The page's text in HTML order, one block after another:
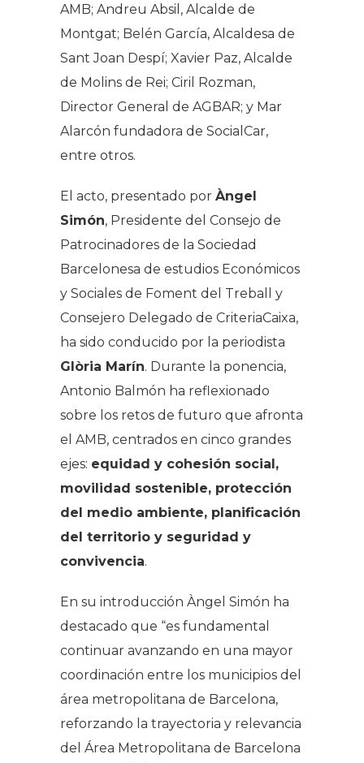
AMB; Andreu Absil, Alcalde de
Montgat; Belén García, Alcaldesa de
Sant Joan Despí; Xavier Paz, Alcalde
de Molins de Rei; Ciril Rozman,
Director General de AGBAR; y Mar
Alarcón fundadora de SocialCar,
entre otros.
El acto, presentado por Àngel
Simón, Presidente del Consejo de
Patrocinadores de la Sociedad
Barcelonesa de estudios Económicos
y Sociales de Foment del Treball y
Consejero Delegado de CriteriaCaixa,
ha sido conducido por la periodista
Glòria Marín. Durante la ponencia,
Antonio Balmón ha reflexionado
sobre los retos de futuro que afronta
el AMB, centrados en cinco grandes
ejes: equidad y cohesión social,
movilidad sostenible, protección
del medio ambiente, planificación
del territorio y seguridad y
convivencia.
En su introducción Àngel Simón ha
destacado que “es fundamental
continuar avanzando en una mayor
coordinación entre los municipios del
área metropolitana de Barcelona,
reforzando la trayectoria y relevancia
del Área Metropolitana de Barcelona